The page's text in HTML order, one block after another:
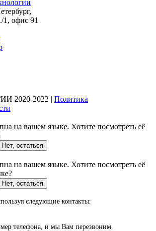
1, офис 91
2020-2022 | Политика
на вашем языке. Хотите посмотреть её
Нет, остаться
на вашем языке. Хотите посмотреть её
Нет, остаться
следующие контакты:
телефона, и мы Вам перезвоним.